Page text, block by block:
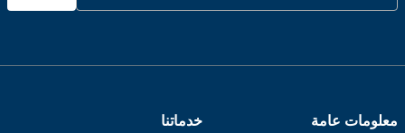
معلومات عامة
خدماتنا